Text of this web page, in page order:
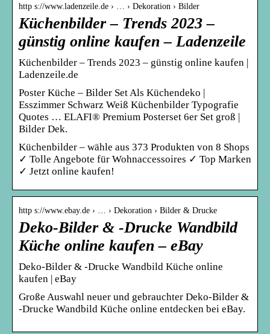
http s://www.ladenzeile.de › … › Dekoration › Bilder
Küchenbilder – Trends 2023 –
günstig online kaufen – Ladenzeile
Küchenbilder – Trends 2023 – günstig online kaufen |
Ladenzeile.de
Poster Küche – Bilder Set Als Küchendeko |
Esszimmer Schwarz Weiß Küchenbilder Typografie
Quotes … ELAFI® Premium Posterset 6er Set groß |
Bilder Dek.
Küchenbilder – wähle aus 373 Produkten von 8 Shops
✓ Tolle Angebote für Wohnaccessoires ✓ Top Marken
✓ Jetzt online kaufen!
http s://www.ebay.de › … › Dekoration › Bilder & Drucke
Deko-Bilder & -Drucke Wandbild
Küche online kaufen – eBay
Deko-Bilder & -Drucke Wandbild Küche online
kaufen | eBay
Große Auswahl neuer und gebrauchter Deko-Bilder &
-Drucke Wandbild Küche online entdecken bei eBay.